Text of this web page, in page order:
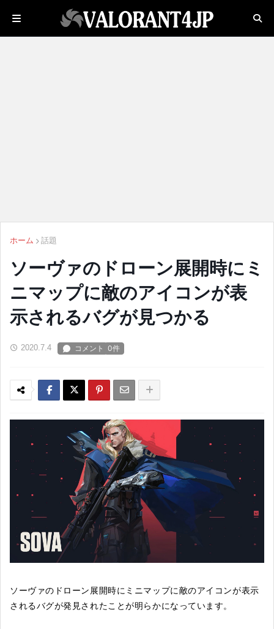
ホーム 話題
ソーヴァのドローン展開時にミ
ニマップに敵のアイコンが表
示されるバグが見つかる
2020.7.4
ソーヴァのドローン展開時にミニマップに敵のアイコンが表示
されるバグが発見されたことが明らかになっています。